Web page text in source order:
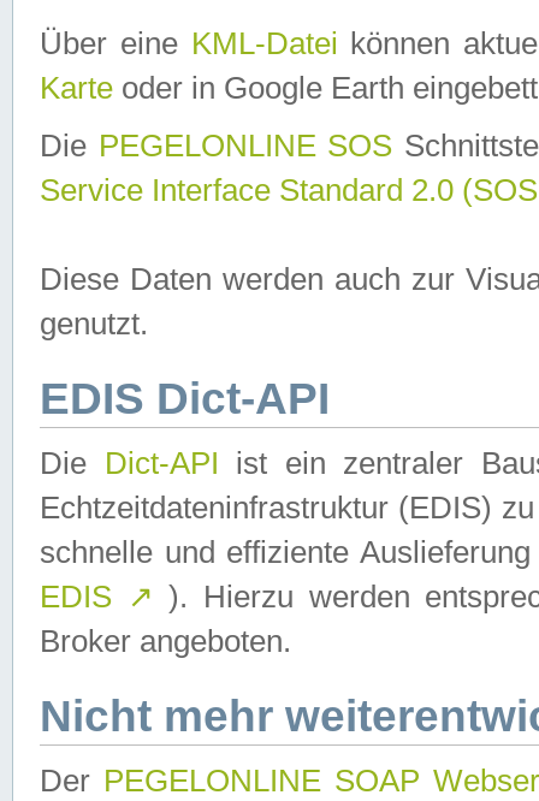
Über eine KML-Datei können
Karte oder in Google Earth
Die PEGELONLINE SOS
Service Interface Standard 2.0
Diese Daten werden auch zur
genutzt.
EDIS Dict-API
Die Dict-API ist ein zentraler
Echtzeitdateninfrastruktur (EDIS)
schnelle und effiziente
EDIS ↗ ). Hierzu werden
Broker angeboten.
Nicht mehr
Der PEGELONLINE SOAP